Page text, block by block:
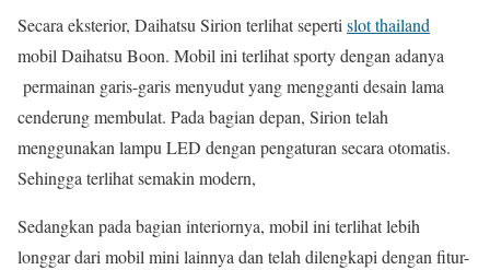
Secara eksterior, Daihatsu Sirion terlihat sepertislot thailand
mobil Daihatsu Boon. Mobil ini terlihat sporty dengan adanya
permainan garis-garis menyudut yang mengganti desain lama
cenderung membulat. Pada bagian depan, Sirion telah
menggunakan lampu LED dengan pengaturan secara otomatis.
Sehingga terlihat semakin modern,
Sedangkan pada bagian interiornya, mobil ini terlihat lebih
longgar dari mobil mini lainnya dan telah dilengkapi dengan fitur-